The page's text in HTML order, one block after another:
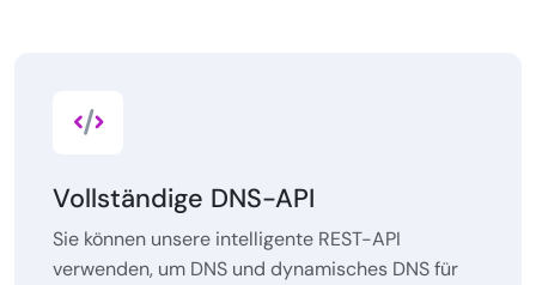
Vollständige DNS-API
Sie können unsere intelligente REST-API
verwenden, um DNS und dynamisches DNS für